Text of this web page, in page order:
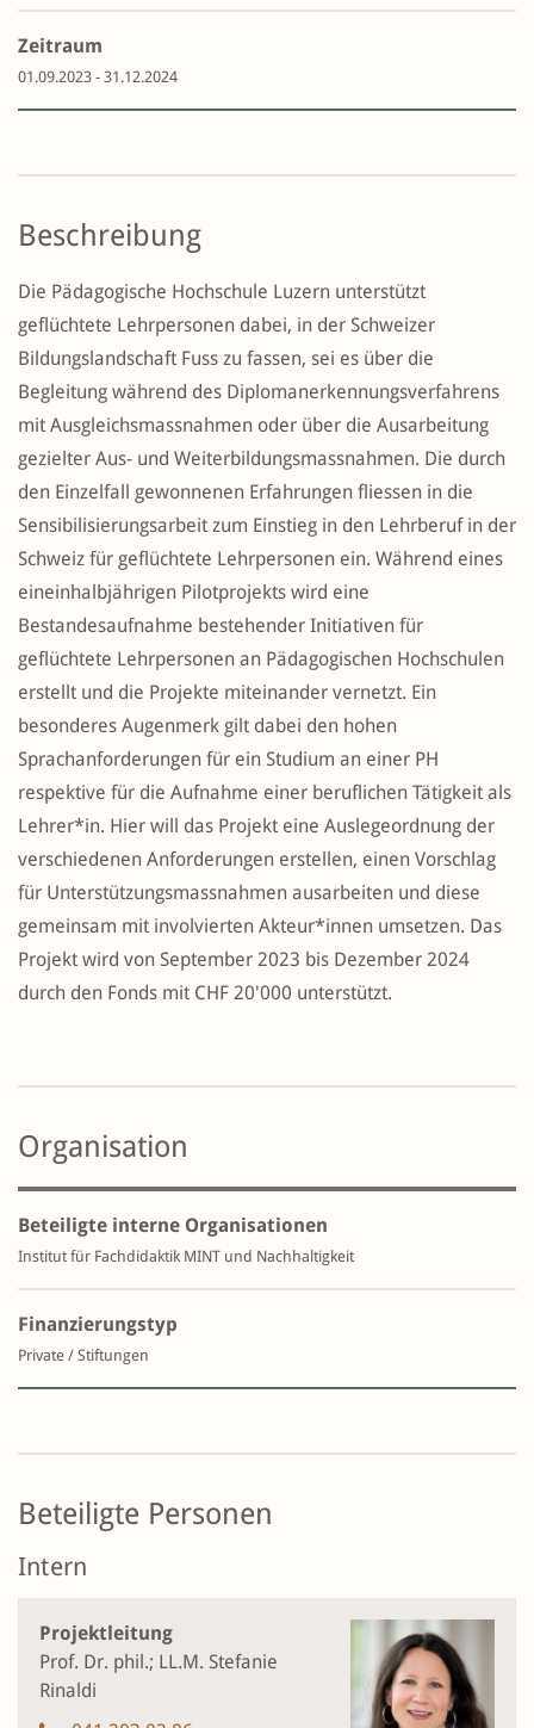
Zeitraum
01.09.2023 - 31.12.2024
Beschreibung
Die Pädagogische Hochschule Luzern unterstützt
geflüchtete Lehrpersonen dabei, in der Schweizer
Bildungslandschaft Fuss zu fassen, sei es über die
Begleitung während des Diplomanerkennungsverfahrens
mit Ausgleichsmassnahmen oder über die Ausarbeitung
gezielter Aus- und Weiterbildungsmassnahmen. Die durch
den Einzelfall gewonnenen Erfahrungen fliessen in die
Sensibilisierungsarbeit zum Einstieg in den Lehrberuf in der
Schweiz für geflüchtete Lehrpersonen ein. Während eines
eineinhalbjährigen Pilotprojekts wird eine
Bestandesaufnahme bestehender Initiativen für
geflüchtete Lehrpersonen an Pädagogischen Hochschulen
erstellt und die Projekte miteinander vernetzt. Ein
besonderes Augenmerk gilt dabei den hohen
Sprachanforderungen für ein Studium an einer PH
respektive für die Aufnahme einer beruflichen Tätigkeit als
Lehrer*in. Hier will das Projekt eine Auslegeordnung der
verschiedenen Anforderungen erstellen, einen Vorschlag
für Unterstützungsmassnahmen ausarbeiten und diese
gemeinsam mit involvierten Akteur*innen umsetzen. Das
Projekt wird von September 2023 bis Dezember 2024
durch den Fonds mit CHF 20'000 unterstützt.
Organisation
Beteiligte interne Organisationen
Institut für Fachdidaktik MINT und Nachhaltigkeit
Finanzierungstyp
Private / Stiftungen
Beteiligte Personen
Intern
Projektleitung
Prof. Dr. phil.; LL.M. Stefanie
Rinaldi